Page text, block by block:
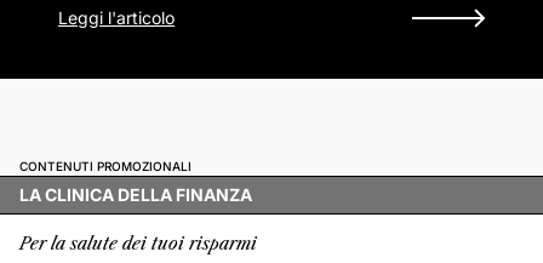
Leggi l'articolo
CONTENUTI PROMOZIONALI
LA CLINICA DELLA FINANZA
Per la salute dei tuoi risparmi